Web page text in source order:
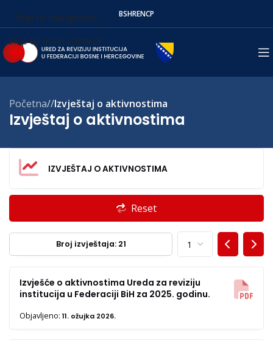
Skip to navigation
Skip to main content
BSHRENСР
Izvještaj o aktivnostima
Početna/ Izvještaj o aktivnostima
IZVJEŠTAJ O AKTIVNOSTIMA
Reset
Broj izvještaja: 21
Izvješće o aktivnostima Ureda za reviziju
institucija u Federaciji BiH za 2025. godinu.
Objavljeno: 11. ožujka 2026.